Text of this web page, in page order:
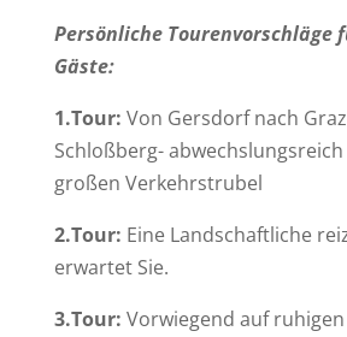
Persönliche Tourenvorschläge
Gäste:
1.Tour: Von Gersdorf nach
Schloßberg-
großen Verkehrstrubel
2.Tour: Eine Landschaftliche
erwartet Sie.
3.Tour: Vorwiegend auf